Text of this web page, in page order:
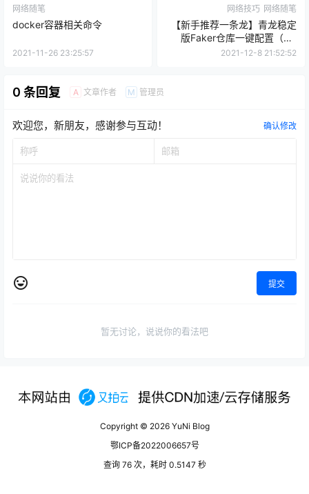
网络随笔
docker容器相关命令
2021-11-26 23:25:57
网络技巧 网络随笔
【新手推荐一条龙】青龙稳定
版Faker仓库一键配置（QL
pannel Faker Repository
2021-12-8 21:52:52
0 条回复 A 文章作者 M 管理员
欢迎您，新朋友，感谢参与互动！ 确认修改
提交
暂无讨论，说说你的看法吧
Copyright © 2026YuNi Blog
鄂ICP备2022006657号
查询 76 次，耗时 0.5147 秒